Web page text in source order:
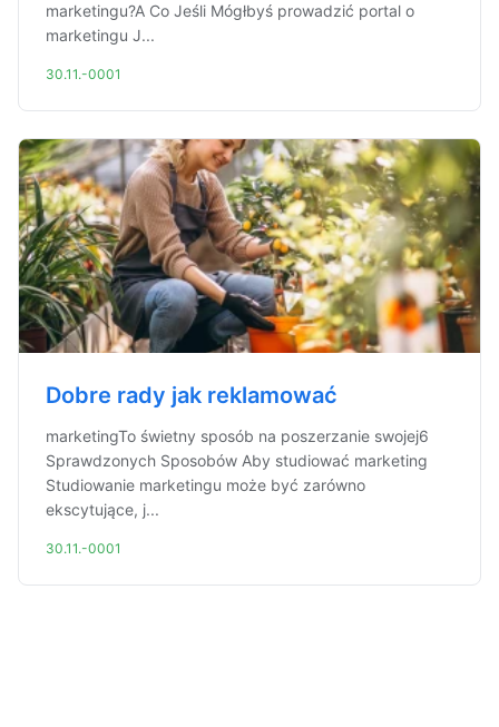
marketingu?A Co Jeśli Mógłbyś prowadzić portal o
marketingu J...
30.11.-0001
Dobre rady jak reklamować
marketingTo świetny sposób na poszerzanie swojej6
Sprawdzonych Sposobów Aby studiować marketing
Studiowanie marketingu może być zarówno
ekscytujące, j...
30.11.-0001